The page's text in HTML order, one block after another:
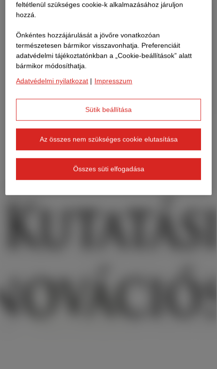
feltétlenül szükséges cookie-k alkalmazásához járuljon
hozzá.
Önkéntes hozzájárulását a jövőre vonatkozóan
természetesen bármikor visszavonhatja. Preferenciáit
adatvédelmi tájékoztatónkban a „Cookie-beállítások” alatt
bármikor módosíthatja.
Adatvédelmi nyilatkozat | Impresszum
Sütik beállítása
Az összes nem szükséges cookie elutasítása
Összes süti elfogadása